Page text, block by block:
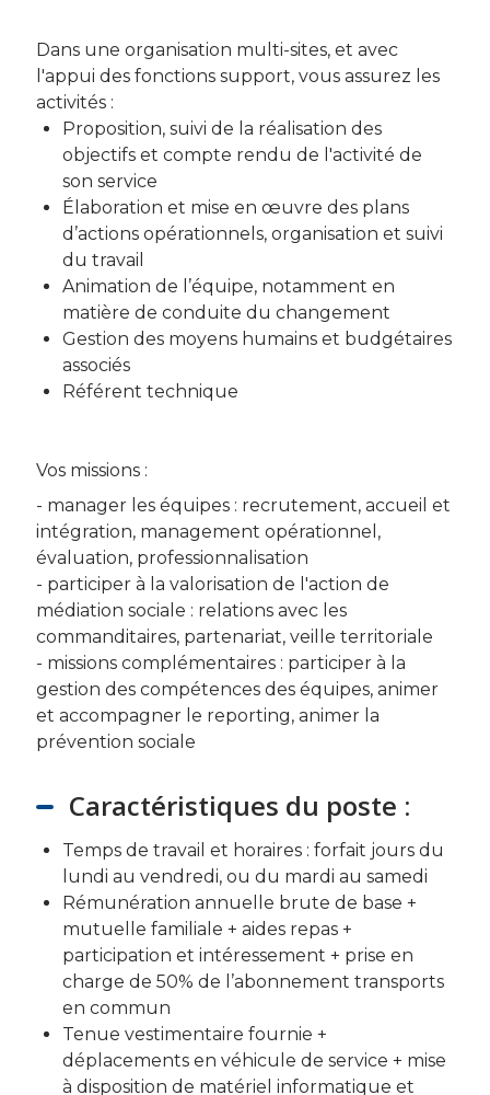
Dans une organisation multi-sites, et avec
l'appui des fonctions support, vous assurez les
activités :
Proposition, suivi de la réalisation des
objectifs et compte rendu de l'activité de
son service
Élaboration et mise en œuvre des plans
d’actions opérationnels, organisation et suivi
du travail
Animation de l’équipe, notamment en
matière de conduite du changement
Gestion des moyens humains et budgétaires
associés
Référent technique
Vos missions :
- manager les équipes : recrutement, accueil et
intégration, management opérationnel,
évaluation, professionnalisation
- participer à la valorisation de l'action de
médiation sociale : relations avec les
commanditaires, partenariat, veille territoriale
- missions complémentaires : participer à la
gestion des compétences des équipes, animer
et accompagner le reporting, animer la
prévention sociale
Caractéristiques du poste :
Temps de travail et horaires : forfait jours du
lundi au vendredi, ou du mardi au samedi
Rémunération annuelle brute de base +
mutuelle familiale + aides repas +
participation et intéressement + prise en
charge de 50% de l’abonnement transports
en commun
Tenue vestimentaire fournie +
déplacements en véhicule de service + mise
à disposition de matériel informatique et